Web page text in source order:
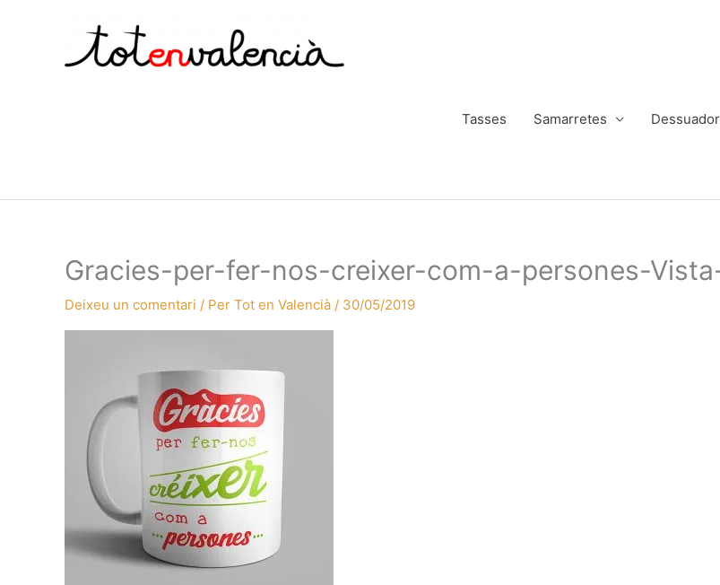
Tasses Samarretes
Gracies-per-fer-nos-creixer-com-a-persones-
Deixeu un comentari / Per Tot en Valencià / 30/05/2019